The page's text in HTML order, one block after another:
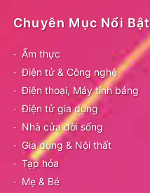
Chuyên Mục Nổi Bật
Ẩm thực
Điện tử & Công nghệ
Điện thoại, Máy tính bảng
Điện tử gia dụng
Nhà cửa đời sống
Gia dụng & Nội thất
Tạp hóa
Mẹ & Bé